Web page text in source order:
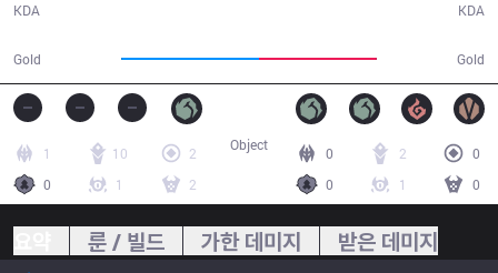
KDA
Gold Gold
KDA
1 10
2
0
1 2
0 2
0
0
1 0
Object
룬 / 빌드 가한 데미지 받은 데미지